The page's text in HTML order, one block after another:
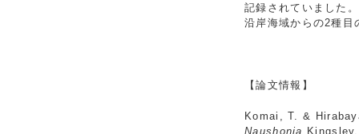
記録されていました
沿岸海域からの2種目
【論文情報】
Komai, T. &
Naushonia